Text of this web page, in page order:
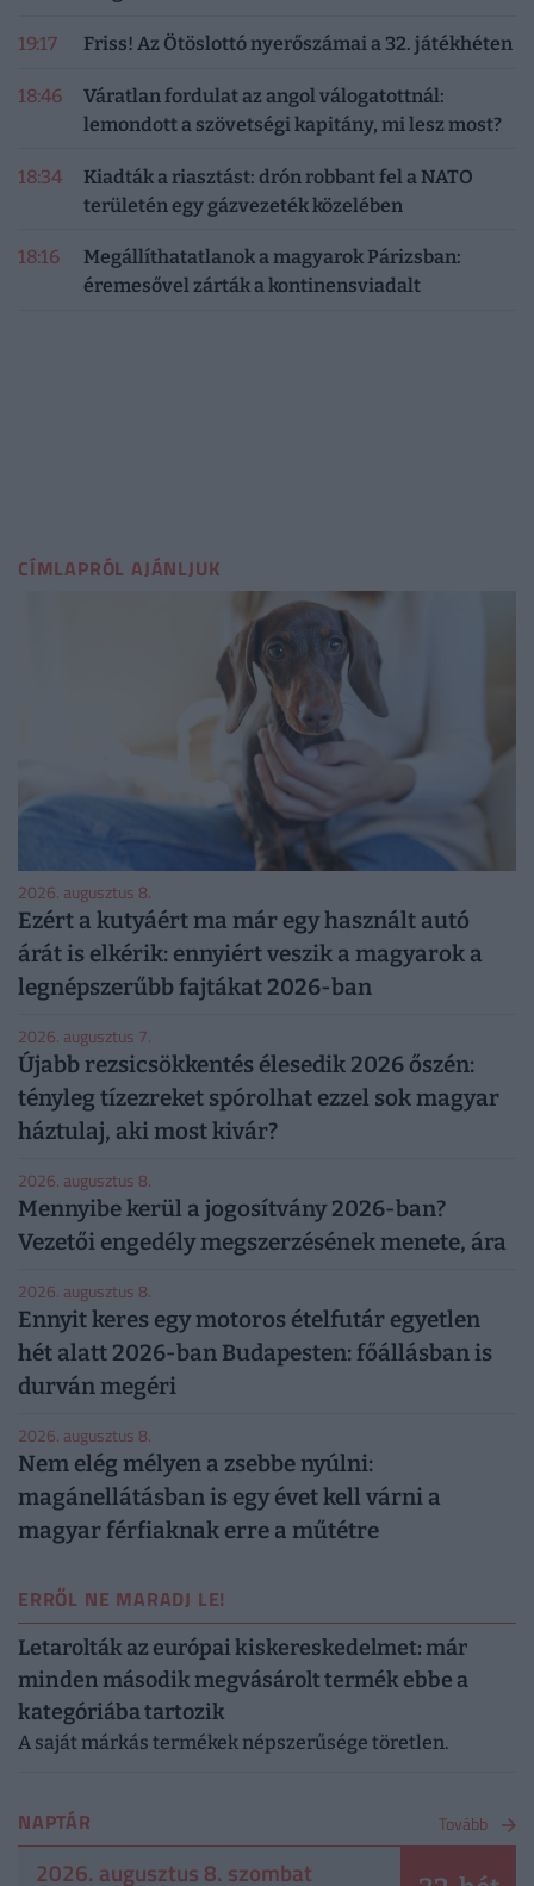
19:17 Friss! Az Ötöslottó nyerőszámai a 32. játékhéten
18:46
Váratlan fordulat az angol válogatottnál:
lemondott a szövetségi kapitány, mi lesz most?
18:34
Kiadták a riasztást: drón robbant fel a NATO
területén egy gázvezeték közelében
18:16
Megállíthatatlanok a magyarok Párizsban:
éremesővel zárták a kontinensviadalt
CÍMLAPRÓL AJÁNLJUK
2026. augusztus 8.
Ezért a kutyáért ma már egy használt autó
árát is elkérik: ennyiért veszik a magyarok a
legnépszerűbb fajtákat 2026-ban
2026. augusztus 7.
Újabb rezsicsökkentés élesedik 2026 őszén:
tényleg tízezreket spórolhat ezzel sok magyar
háztulaj, aki most kivár?
2026. augusztus 8.
Mennyibe kerül a jogosítvány 2026-ban?
Vezetői engedély megszerzésének menete, ára
2026. augusztus 8.
Ennyit keres egy motoros ételfutár egyetlen
hét alatt 2026-ban Budapesten: főállásban is
durván megéri
2026. augusztus 8.
Nem elég mélyen a zsebbe nyúlni:
magánellátásban is egy évet kell várni a
magyar férfiaknak erre a műtétre
ERRŐL NE MARADJ LE!
Letarolták az európai kiskereskedelmet: már
minden második megvásárolt termék ebbe a
kategóriába tartozik
A saját márkás termékek népszerűsége töretlen.
NAPTÁR Tovább
2026. augusztus 8. szombat